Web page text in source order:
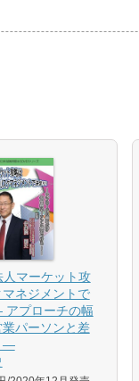
人マーケット攻
ネジメントで
プローチの幅
パーソンと差
―